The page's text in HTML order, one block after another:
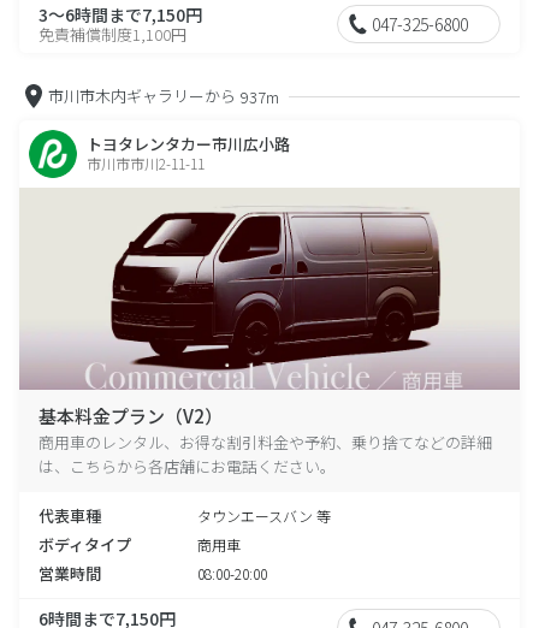
3～6時間まで7,150円
免責補償制度1,100円 047-325-6800
市川市木内ギャラリーから 937m
トヨタレンタカー市川広小路
市川市市川2-11-11
基本料金プラン（V2）
商用車のレンタル、お得な割引料金や予約、乗り捨てなどの詳細
は、こちらから各店舗にお電話ください。
代表車種 タウンエースバン 等
ボディタイプ 商用車
営業時間 08:00-20:00
6時間まで7,150円